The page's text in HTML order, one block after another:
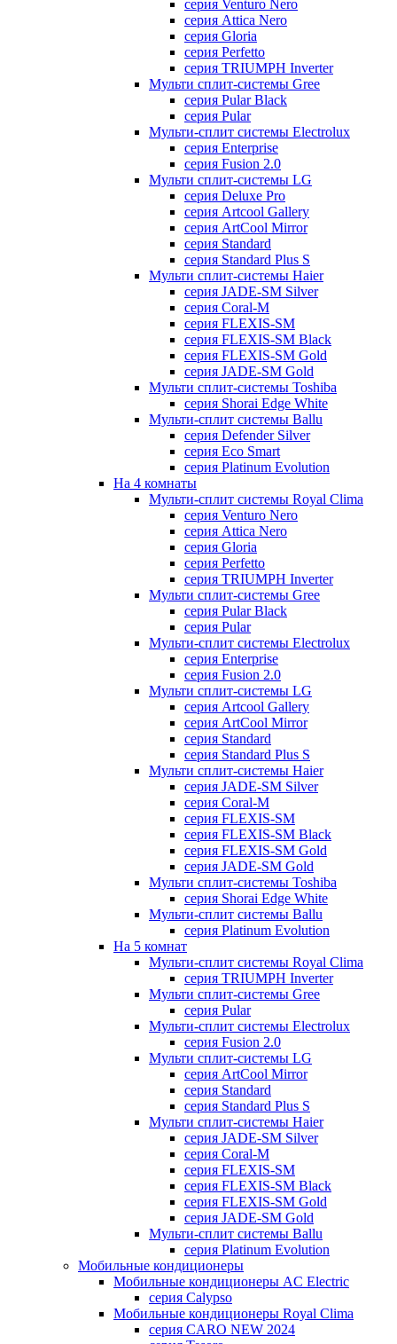
серия Venturo Nero
серия Attica Nero
серия Gloria
серия Perfetto
серия TRIUMPH Inverter
Мульти сплит-системы Gree
серия Pular Black
серия Pular
Мульти-сплит системы Electrolux
серия Enterprise
серия Fusion 2.0
Мульти сплит-системы LG
серия Deluxe Pro
серия Artcool Gallery
серия ArtCool Mirror
серия Standard
серия Standard Plus S
Мульти сплит-системы Haier
серия JADE-SM Silver
серия Coral-M
серия FLEXIS-SM
серия FLEXIS-SM Black
серия FLEXIS-SM Gold
серия JADE-SM Gold
Мульти сплит-системы Toshiba
серия Shorai Edge White
Мульти-сплит системы Ballu
серия Defender Silver
серия Eco Smart
серия Platinum Evolution
На 4 комнаты
Мульти-сплит системы Royal Clima
серия Venturo Nero
серия Attica Nero
серия Gloria
серия Perfetto
серия TRIUMPH Inverter
Мульти сплит-системы Gree
серия Pular Black
серия Pular
Мульти-сплит системы Electrolux
серия Enterprise
серия Fusion 2.0
Мульти сплит-системы LG
серия Artcool Gallery
серия ArtCool Mirror
серия Standard
серия Standard Plus S
Мульти сплит-системы Haier
серия JADE-SM Silver
серия Coral-M
серия FLEXIS-SM
серия FLEXIS-SM Black
серия FLEXIS-SM Gold
серия JADE-SM Gold
Мульти сплит-системы Toshiba
серия Shorai Edge White
Мульти-сплит системы Ballu
серия Platinum Evolution
На 5 комнат
Мульти-сплит системы Royal Clima
серия TRIUMPH Inverter
Мульти сплит-системы Gree
серия Pular
Мульти-сплит системы Electrolux
серия Fusion 2.0
Мульти сплит-системы LG
серия ArtCool Mirror
серия Standard
серия Standard Plus S
Мульти сплит-системы Haier
серия JADE-SM Silver
серия Coral-M
серия FLEXIS-SM
серия FLEXIS-SM Black
серия FLEXIS-SM Gold
серия JADE-SM Gold
Мульти-сплит системы Ballu
серия Platinum Evolution
Мобильные кондиционеры
Мобильные кондиционеры AC Electric
серия Calypso
Мобильные кондиционеры Royal Clima
серия CARO NEW 2024